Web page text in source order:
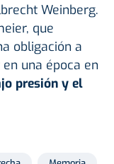
Weinberg.
que
obligación a
una época en
presión y el